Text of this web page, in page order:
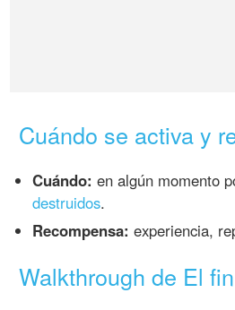
Cuándo se activa y
Cuándo: en algún momento
destruidos.
Recompensa: experiencia,
Walkthrough de El